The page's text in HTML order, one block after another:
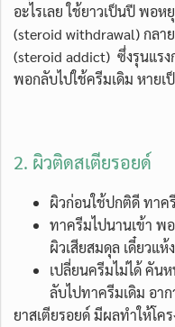
อะไรเลย ใช้ยาวเป็นปี พอ
(steroid withdrawal) กล
(steroid addict) ซึ่งรุนแรง
พอกลับไปใช้ครีมเดิม หายเ
2. ผิวติดสเตียรอยด์
ผิวก่อนใช้ปกติดี ทาค
ทาครีมไปนานเข้า พ
ผิวเสียสมดุล เดี๋ยวแ
เปลี่ยนครีมไม่ได้ คัน
ลับไปทาครีมเดิม อาก
ยาสเตียรอยด์ มีผลทำให้โค